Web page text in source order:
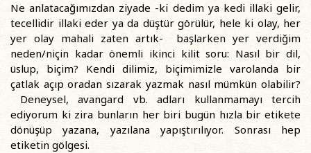
Ne anlatacağımızdan ziyade -ki dedim ya kedi illaki gelir,
tecellidir illaki eder ya da düştür görülür, hele ki olay, her
yer olay mahali zaten artık- başlarken yer verdiğim
neden/niçin kadar önemli ikinci kilit soru: Nasıl bir dil,
üslup, biçim? Kendi dilimiz, biçimimizle varolanda bir
çatlak açıp oradan sızarak yazmak nasıl mümkün olabilir?
Deneysel, avangard vb. adları kullanmamayı tercih
ediyorum ki zira bunların her biri bugün hızla bir etikete
dönüşüp yazana, yazılana yapıştırılıyor. Sonrası hep
etiketin gölgesi.